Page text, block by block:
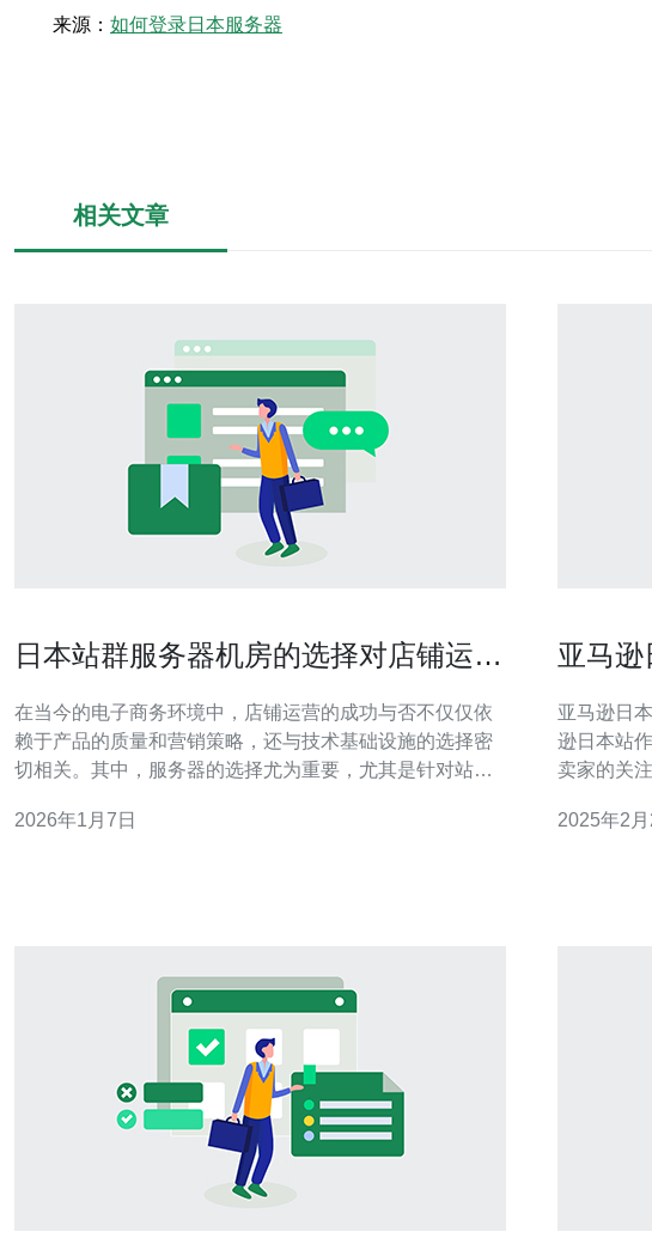
来源： 如何登录日本服务器
相关文章
日本站群服务器机房的选择对店铺运营
在当今的电子商务环境中，店铺运营的成功与否不仅仅依
赖于产品的质量和营销策略，还与技术基础设施的选择密
切相关。其中，服务器的选择尤为重要，尤其是针对站群
到店铺的运营效率和用户体验。 首先，站群模式的本质是
2026年1月7日
亚马逊
亚马逊日本
逊日本站
卖家的关
家们更好
2025年2月